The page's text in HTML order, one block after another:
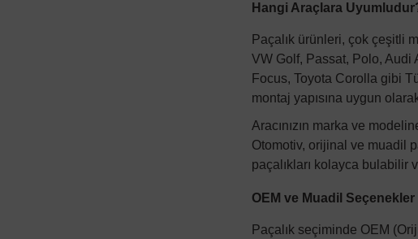
Hangi Araçlara
Paçalık ürünleri, çok çeşitli
VW Golf, Passat, Polo, Audi
Focus, Toyota Corolla gibi
montaj yapısına uygun
Aracınızın marka ve
Otomotiv, orijinal ve muadil
paçalıkları kolayca
OEM ve Muadil Seçenekler
Paçalık seçiminde OEM